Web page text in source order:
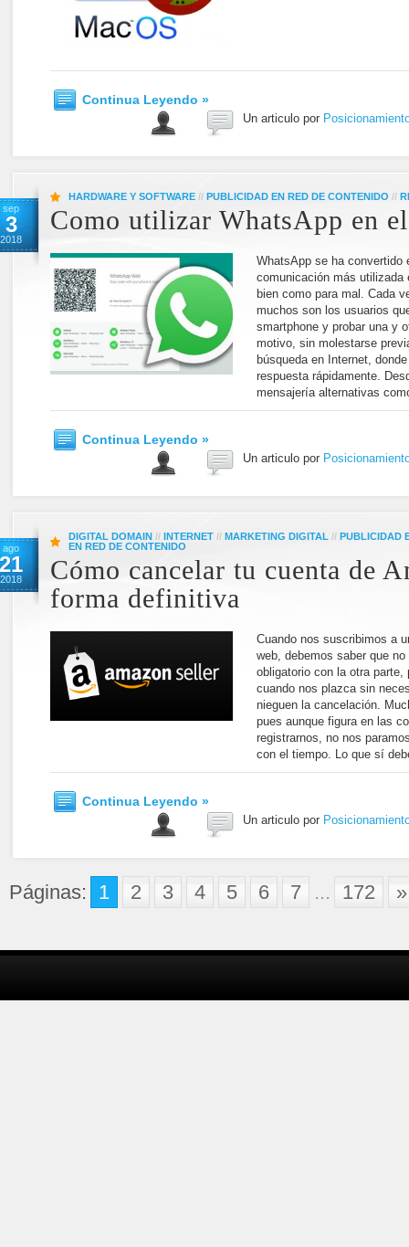
Continua Leyendo »
Un articulo por
sep
3
2018
HARDWARE Y SOFTWARE // PUBLICIDAD EN RED DE CONTENIDO //
Como utilizar WhatsApp en
WhatsApp se ha convertido
comunicación más utilizada
bien como para mal. Cada
muchos son los usuarios
smartphone y probar una y
motivo, sin molestarse
búsqueda en Internet,
respuesta rápidamente.
mensajería alternativas
Continua Leyendo »
Un articulo por
ago
21
2018
DIGITAL DOMAIN // INTERNET // MARKETING DIGITAL // PUBLICIDAD
EN RED DE CONTENIDO
Cómo cancelar tu cuenta de
forma definitiva
Cuando nos suscribimos a
web, debemos saber que
obligatorio con la otra parte,
cuando nos plazca sin
nieguen la cancelación.
pues aunque figura en las
registrarnos, no nos
con el tiempo. Lo que sí
Continua Leyendo »
Un articulo por
Páginas: 1 2 3 4 5 6 7 ... 172 »